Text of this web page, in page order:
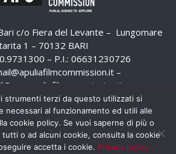
c/o Fiera del Levante – Lungomare
1 – 70132 BARI
– P.I.: 06631230726
–
strumenti terzi da questo utilizzati si
necessari al funzionamento ed utili alle
cookie policy. Se vuoi saperne di più o
o ad alcuni cookie, consulta la cookie
accetta i cookie. Privacy policy